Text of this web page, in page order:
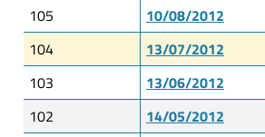
105
10/08/2012
104
13/07/2012
103
13/06/2012
102
14/05/2012